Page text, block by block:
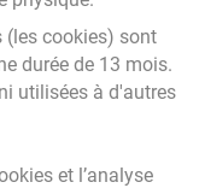
(les cookies) sont
durée de 13 mois.
utilisées à d'autres
et l’analyse